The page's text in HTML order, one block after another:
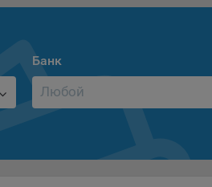
прав субъектов персональных
обработки файлов cookie (далее –
принимаемых Обществом мер по защите
защите персональных данных»
Банк